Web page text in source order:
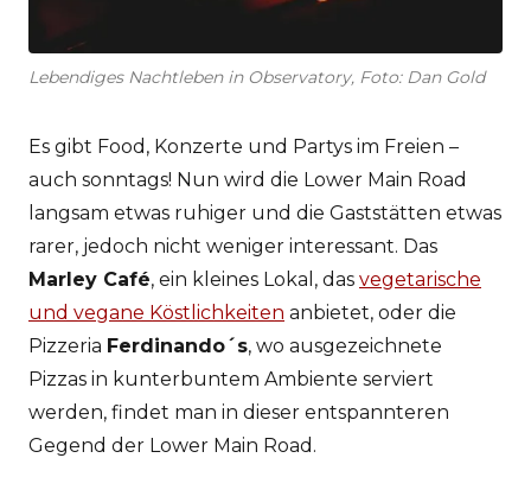
Lebendiges Nachtleben in Observatory, Foto: Dan Gold
Es gibt Food, Konzerte und Partys im Freien –
auch sonntags! Nun wird die Lower Main Road
langsam etwas ruhiger und die Gaststätten etwas
rarer, jedoch nicht weniger interessant. Das
Marley Café, ein kleines Lokal, das vegetarische
und vegane Köstlichkeiten anbietet, oder die
Pizzeria Ferdinando´s, wo ausgezeichnete
Pizzas in kunterbuntem Ambiente serviert
werden, findet man in dieser entspannteren
Gegend der Lower Main Road.